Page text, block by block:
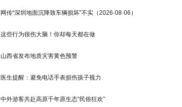
网传“深圳地面沉降致车辆损坏”不实（2026·08·06）
这些行为很伤大脑！你却每天都在做
山西省发布地质灾害黄色预警
医生提醒：避免电话手表损伤孩子视力
中外游客共赴高原千年原生态“民俗狂欢”